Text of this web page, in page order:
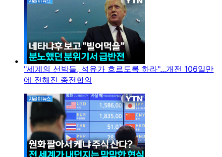
"세계의 선박들, 석유가 흐르도록 하라"...개전 106일만
에 전해진 종전합의